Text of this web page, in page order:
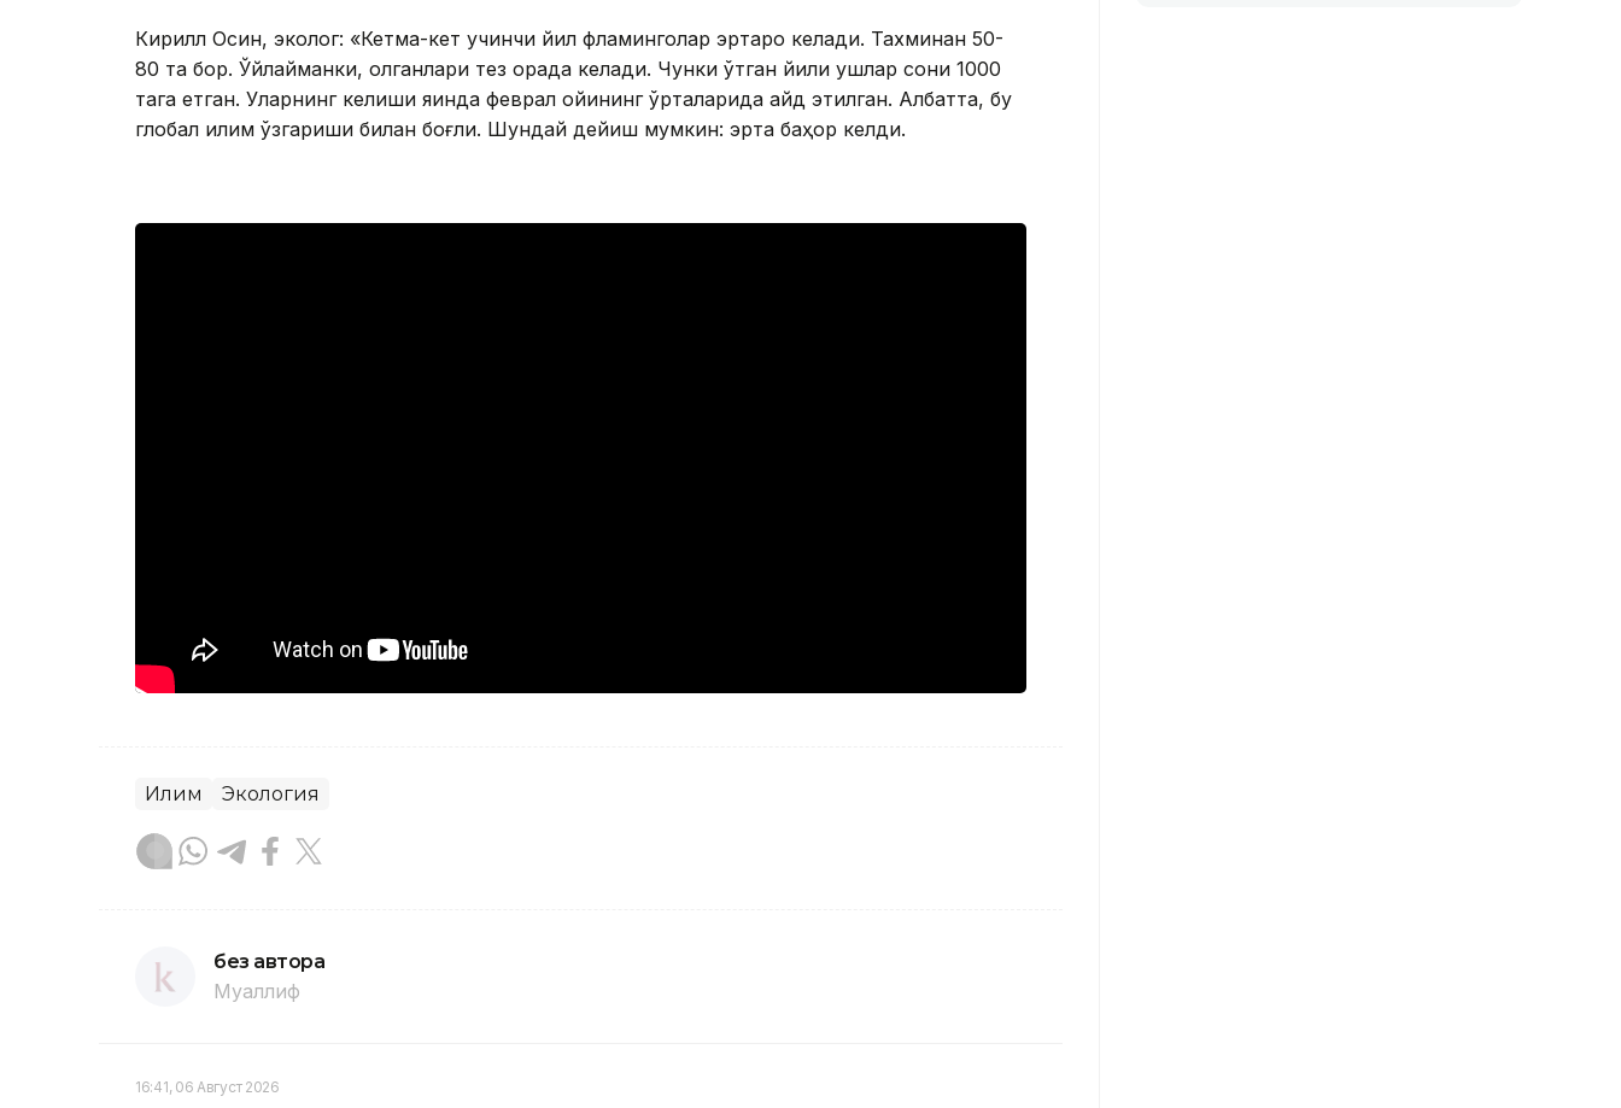
Кирилл Осин, эколог: «Кетма-кет учинчи йил фламинголар эртароқ келади. Тахминан 50-
80 та бор. Ўйлайманки, қолганлари тез орада келади. Чунки ўтган йили қушлар сони 1000
тага етган. Уларнинг келиши яқинда феврал ойининг ўрталарида қайд этилган. Албатта, бу
глобал иқлим ўзгариши билан боғлиқ. Шундай дейиш мумкин: эрта баҳор келди.
Иқлим Экология
без автора
Муаллиф
16:41, 06 Август 2026